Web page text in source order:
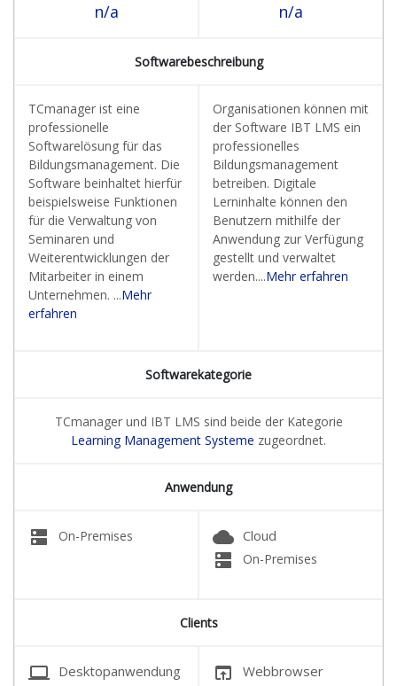
n/a n/a
Softwarebeschreibung
TCmanager ist eine
professionelle
Softwarelösung für das
Bildungsmanagement. Die
Software beinhaltet hierfür
beispielsweise Funktionen
für die Verwaltung von
Seminaren und
Weiterentwicklungen der
Mitarbeiter in einem
Unternehmen. ...Mehr
erfahren
Organisationen können mit
der Software IBT LMS ein
professionelles
Bildungsmanagement
betreiben. Digitale
Lerninhalte können den
Benutzern mithilfe der
Anwendung zur Verfügung
gestellt und verwaltet
werden....Mehr erfahren
Softwarekategorie
TCmanager und IBT LMS sind beide der Kategorie
Learning Management Systeme zugeordnet.
Anwendung
dns On-Premises cloud Cloud
dns On-Premises
Clients
laptop Desktopanwendung open_in_browser Webbrowser